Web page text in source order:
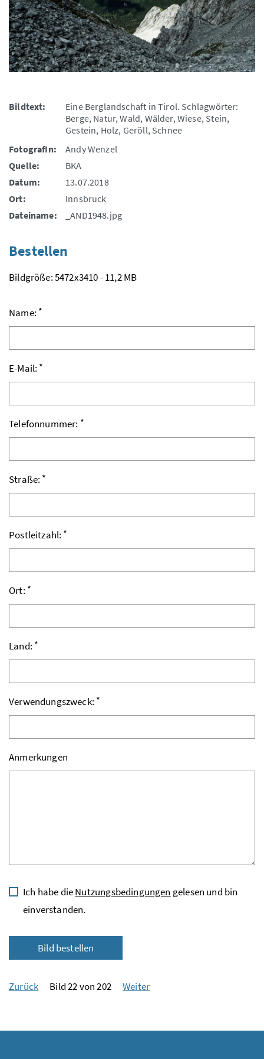
Bildtext:
Eine Berglandschaft in Tirol. Schlagwörter:
Berge, Natur, Wald, Wälder, Wiese, Stein,
Gestein, Holz, Geröll, Schnee
FotografIn:
Andy Wenzel
Quelle:
BKA
Datum:
13.07.2018
Ort:
Innsbruck
Dateiname:
_AND1948.jpg
Bestellen
Bildgröße: 5472x3410 - 11,2 MB
Name: *
E-Mail: *
Telefonnummer: *
Straße: *
Postleitzahl: *
Ort: *
Land: *
Verwendungszweck: *
Anmerkungen
Ich habe dieNutzungsbedingungen gelesen und bin
einverstanden.
Bild bestellen
Zurück Bild 22 von 202 Weiter